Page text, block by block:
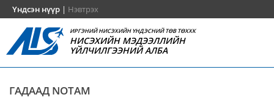
Үндсэн нүүр | Нэвтрэх
ИРГЭНИЙ НИСЭХИЙН ҮНДЭСНИЙ ТӨВ ТӨХХК
НИСЭХИЙН МЭДЭЭЛЛИЙН
ҮЙЛЧИЛГЭЭНИЙ АЛБА
ГАДААД NOTAM